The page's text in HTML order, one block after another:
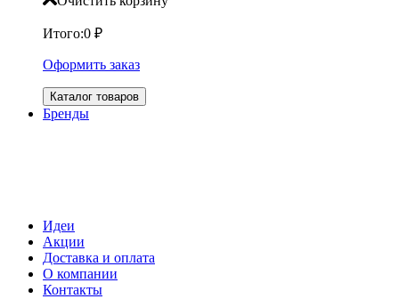
Итого:0 ₽
Оформить заказ
Каталог товаров
Бренды
Идеи
Акции
Доставка и оплата
О компании
Контакты